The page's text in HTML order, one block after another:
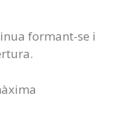
formant-se i